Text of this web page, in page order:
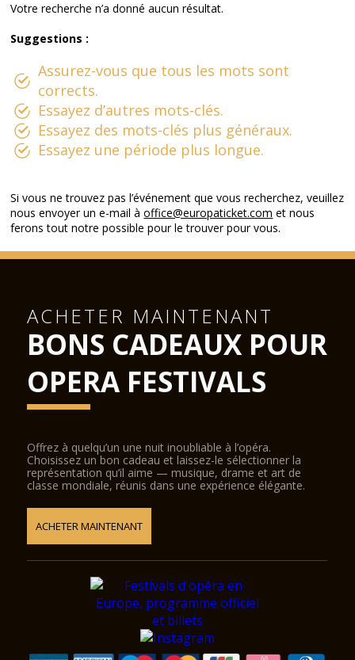
Votre recherche n’a donné aucun résultat.
Suggestions :
Assurez-vous que tous les mots sont
corrects.
Essayez d’autres mots-clés.
Essayez des mots-clés plus généraux.
Essayez une période plus longue.
Si vous ne trouvez pas l’événement que vous recherchez, veuillez
nous envoyer un e-mail àoffice@europaticket.com et nous
ferons tout notre possible pour le trouver pour vous.
ACHETER MAINTENANT
BONS CADEAUX POUR
OPERA FESTIVALS
Offrez à quelqu’un une nuit inoubliable à l’opéra.
Choisissez un bon cadeau et laissez-le sélectionner la
représentation qu’il aime — musique, drame et art de
classe mondiale, réunis dans une expérience élégante.
ACHETER MAINTENANT